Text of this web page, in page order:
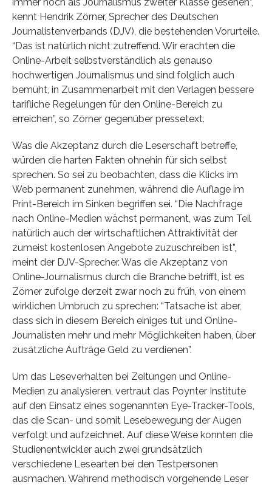
kennt Hendrik Zörner, Sprecher des Deutschen
Journalistenverbands (DJV), die bestehenden Vorurteile.
“Das ist natürlich nicht zutreffend. Wir erachten die
Online-Arbeit selbstverständlich als genauso
hochwertigen Journalismus und sind folglich auch
bemüht, in Zusammenarbeit mit den Verlagen bessere
tarifliche Regelungen für den Online-Bereich zu
erreichen”, so Zörner gegenüber pressetext.
Was die Akzeptanz durch die Leserschaft betreffe,
würden die harten Fakten ohnehin für sich selbst
sprechen. So sei zu beobachten, dass die Klicks im
Web permanent zunehmen, während die Auflage im
Print-Bereich im Sinken begriffen sei. “Die Nachfrage
nach Online-Medien wächst permanent, was zum Teil
natürlich auch der wirtschaftlichen Attraktivität der
zumeist kostenlosen Angebote zuzuschreiben ist”,
meint der DJV-Sprecher. Was die Akzeptanz von
Online-Journalismus durch die Branche betrifft, ist es
Zörner zufolge derzeit zwar noch zu früh, von einem
wirklichen Umbruch zu sprechen: “Tatsache ist aber,
dass sich in diesem Bereich einiges tut und Online-
Journalisten mehr und mehr Möglichkeiten haben, über
zusätzliche Aufträge Geld zu verdienen”.
Um das Leseverhalten bei Zeitungen und Online-
Medien zu analysieren, vertraut das Poynter Institute
auf den Einsatz eines sogenannten Eye-Tracker-Tools,
das die Scan- und somit Lesebewegung der Augen
verfolgt und aufzeichnet. Auf diese Weise konnten die
Studienentwickler auch zwei grundsätzlich
verschiedene Lesearten bei den Testpersonen
ausmachen. Während methodisch vorgehende Leser